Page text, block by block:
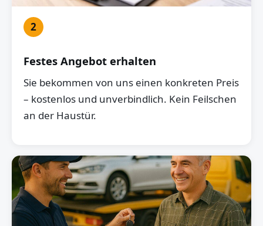
2
Festes Angebot erhalten
Sie bekommen von uns einen konkreten Preis
– kostenlos und unverbindlich. Kein Feilschen
an der Haustür.